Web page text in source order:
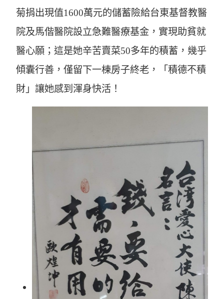
菊捐出現值1600萬元的儲蓄險給台東基督教醫
院及馬偕醫院設立急難醫療基金，實現助貧就
醫心願；這是她辛苦賣菜50多年的積蓄，幾乎
傾囊行善，僅留下一棟房子終老，「積德不積
財」讓她感到渾身快活！